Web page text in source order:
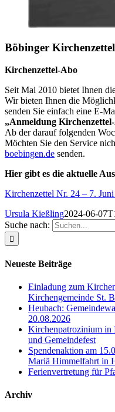
Böbinger
Kirchenzettel-Abo
Seit Mai 2010 bietet Ihnen
Wir bieten Ihnen die
senden Sie einfach eine E-
„Anmeldung
Ab der darauf folgenden
Möchten Sie den Service
boebingen.de senden.
Hier gibt es die aktuelle
Kirchenzettel Nr. 24 – 7.
Ursula Kießling2024-06-
Suche nach:
Neueste Beiträge
Einladung zum
Kirchengemeinde St.
Heubach:
20.08.2026
Kirchenpatrozinium in
und Gemeindefest
Spendenaktion am
Mariä Himmelfahrt in
Ferienvertretung für
Archiv